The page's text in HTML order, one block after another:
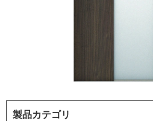
製品カテゴリ